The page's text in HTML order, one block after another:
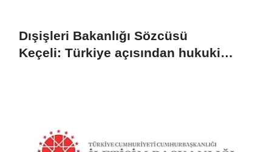
Dışişleri Bakanlığı Sözcüsü
Keçeli: Türkiye açısından hukuki